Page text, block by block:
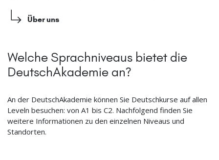
Über uns
Welche Sprachniveaus bietet die
DeutschAkademie an?
An der DeutschAkademie können Sie Deutschkurse auf allen
Leveln besuchen: von A1 bis C2. Nachfolgend finden Sie
weitere Informationen zu den einzelnen Niveaus und
Standorten.